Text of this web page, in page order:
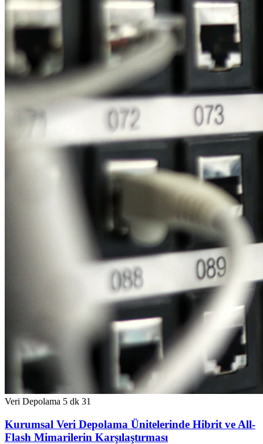
Veri Depolama 5 dk 31
Kurumsal Veri Depolama Ünitelerinde Hibrit ve All-
Flash Mimarilerin Karşılaştırması